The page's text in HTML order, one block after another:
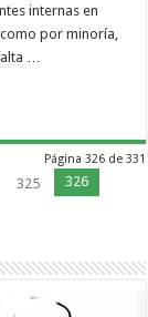
internas en
por minoría,
…
Página 326 de 331
325
326